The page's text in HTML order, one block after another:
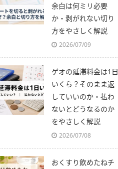
余白は何ミリ必要
か・剥がれない切り
方をやさしく解説
2026/07/09
ゲオの延滞料金は1日
いくら？そのまま返
していいのか・払わ
ないとどうなるのか
をやさしく解説
2026/07/08
おくすり飲めたねチ